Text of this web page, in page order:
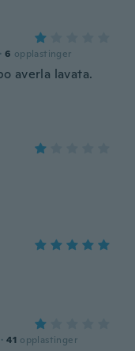
· 6 opplastinger
averla lavata.
· 41 opplastinger